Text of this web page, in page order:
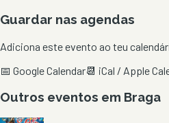
Guardar nas agendas
Adiciona este evento ao teu
📅 Google Calendar📆 iCal / Apple
Outros eventos em Braga